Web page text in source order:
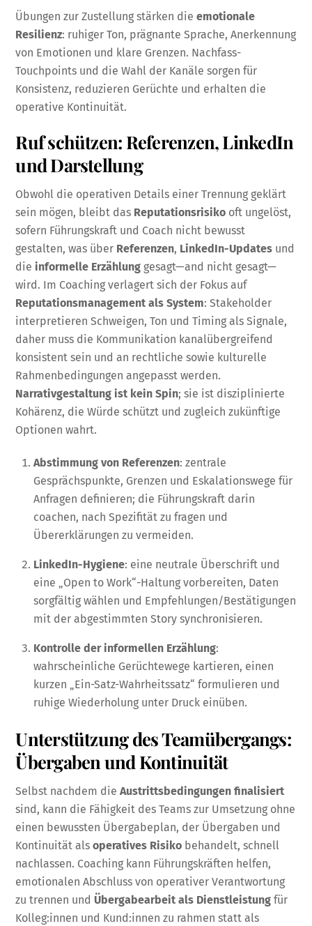
Übungen zur Zustellung stärken dieemotionale
Resilienz: ruhiger Ton, prägnante Sprache, Anerkennung
von Emotionen und klare Grenzen. Nachfass-
Touchpoints und die Wahl der Kanäle sorgen für
Konsistenz, reduzieren Gerüchte und erhalten die
operative Kontinuität.
Ruf schützen: Referenzen, LinkedIn
und Darstellung
Obwohl die operativen Details einer Trennung geklärt
sein mögen, bleibt das Reputationsrisiko oft ungelöst,
sofern Führungskraft und Coach nicht bewusst
gestalten, was über Referenzen, LinkedIn-Updates und
dieinformelle Erzählung gesagt—and nicht gesagt—
wird. Im Coaching verlagert sich der Fokus auf
Reputationsmanagement als System: Stakeholder
interpretieren Schweigen, Ton und Timing als Signale,
daher muss die Kommunikation kanalübergreifend
konsistent sein und an rechtliche sowie kulturelle
Rahmenbedingungen angepasst werden.
Narrativgestaltung ist kein Spin; sie ist disziplinierte
Kohärenz, die Würde schützt und zugleich zukünftige
Optionen wahrt.
Abstimmung von Referenzen: zentrale
Gesprächspunkte, Grenzen und Eskalationswege für
Anfragen definieren; die Führungskraft darin
coachen, nach Spezifität zu fragen und
Übererklärungen zu vermeiden.
LinkedIn-Hygiene: eine neutrale Überschrift und
eine „Open to Work“-Haltung vorbereiten, Daten
sorgfältig wählen und Empfehlungen/Bestätigungen
mit der abgestimmten Story synchronisieren.
Kontrolle der informellen Erzählung:
wahrscheinliche Gerüchtewege kartieren, einen
kurzen „Ein-Satz-Wahrheitssatz“ formulieren und
ruhige Wiederholung unter Druck einüben.
Unterstützung des Teamübergangs:
Übergaben und Kontinuität
Selbst nachdem dieAustrittsbedingungen finalisiert
sind, kann die Fähigkeit des Teams zur Umsetzung ohne
einen bewussten Übergabeplan, der Übergaben und
Kontinuität alsoperatives Risiko behandelt, schnell
nachlassen. Coaching kann Führungskräften helfen,
emotionalen Abschluss von operativer Verantwortung
zu trennen und Übergabearbeit als Dienstleistung für
Kolleg:innen und Kund:innen zu rahmen statt als